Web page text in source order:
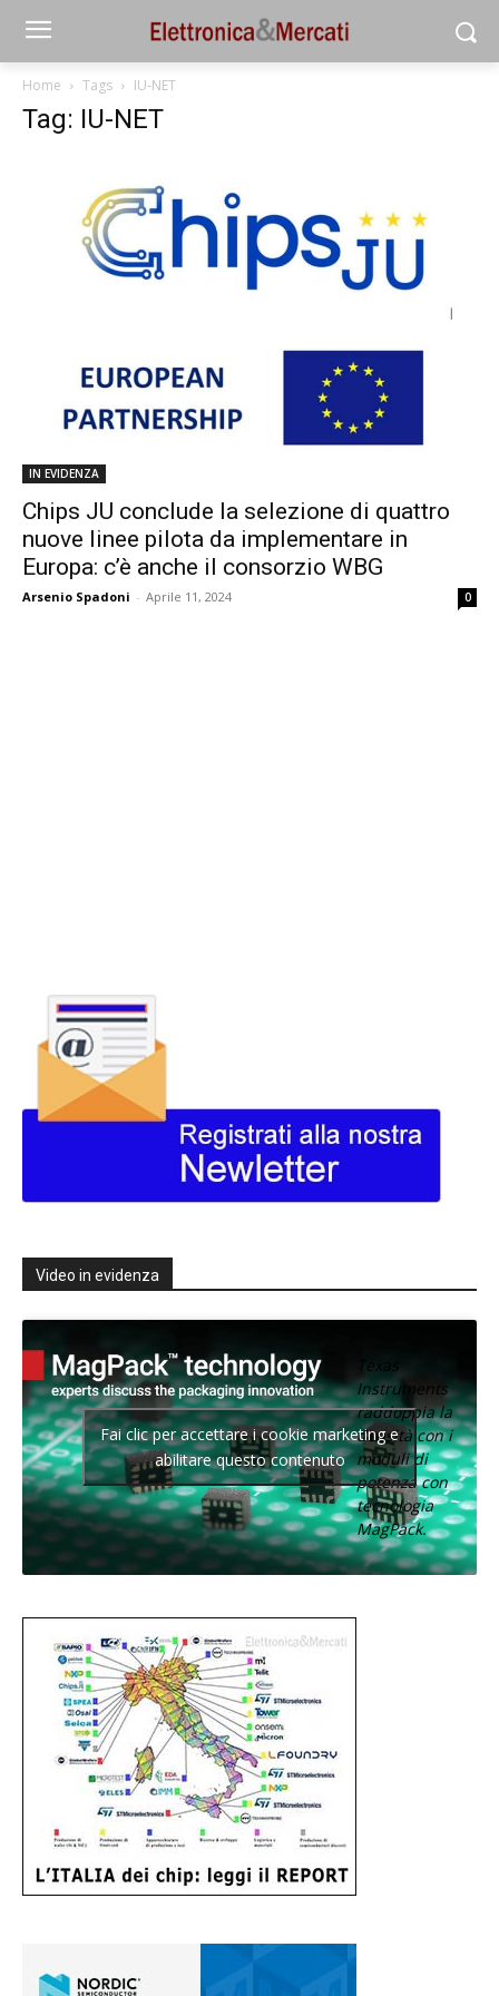
Home Tags IU-NET
Tag: IU-NET
IN EVIDENZA
Chips JU conclude la selezione di quattro
nuove linee pilota da implementare in
Europa: c’è anche il consorzio WBG
Arsenio Spadoni - Aprile 11, 2024 0
Video in evidenza
Texas
Instruments
raddoppia la
densità con i
moduli di
potenza con
tecnologia
MagPack.
Fai clic per accettare i cookie marketing e
abilitare questo contenuto